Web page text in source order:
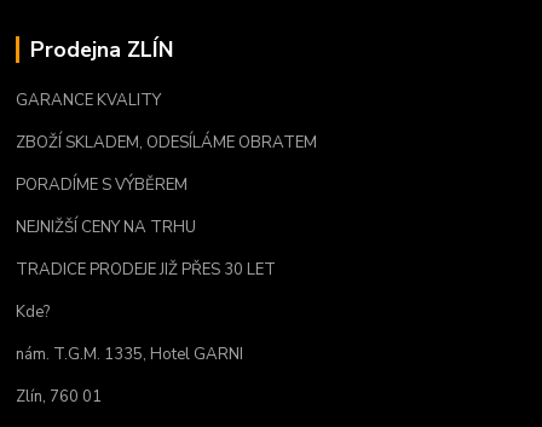
Prodejna ZLÍN
GARANCE KVALITY
ZBOŽÍ SKLADEM, ODESÍLÁME OBRATEM
PORADÍME S VÝBĚREM
NEJNIŽŠÍ CENY NA TRHU
TRADICE PRODEJE JIŽ PŘES 30 LET
Kde?
nám. T.G.M. 1335, Hotel GARNI
Zlín, 760 01